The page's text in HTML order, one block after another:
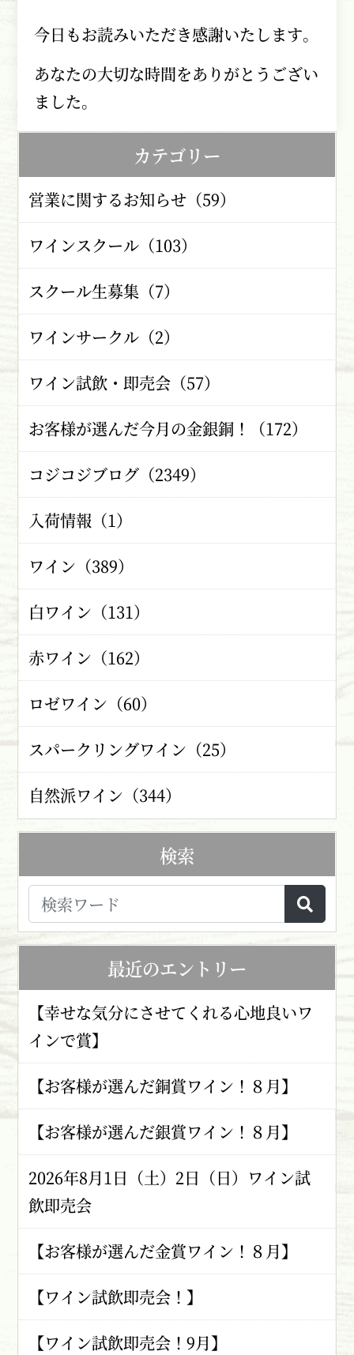
今日もお読みいただき感謝いたします。
あなたの大切な時間をありがとうござい
ました。
カテゴリー
営業に関するお知らせ（59）
ワインスクール（103）
スクール生募集（7）
ワインサークル（2）
ワイン試飲・即売会（57）
お客様が選んだ今月の金銀銅！（172）
コジコジブログ（2349）
入荷情報（1）
ワイン（389）
白ワイン（131）
赤ワイン（162）
ロゼワイン（60）
スパークリングワイン（25）
自然派ワイン（344）
検索
最近のエントリー
【幸せな気分にさせてくれる心地良いワ
インで賞】
【お客様が選んだ銅賞ワイン！８月】
【お客様が選んだ銀賞ワイン！８月】
2026年8月1日（土）2日（日）ワイン試
飲即売会
【お客様が選んだ金賞ワイン！８月】
【ワイン試飲即売会！】
【ワイン試飲即売会！9月】